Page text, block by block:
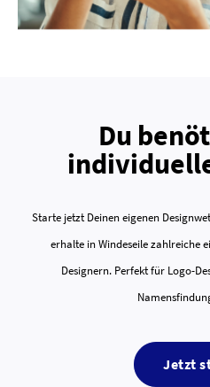
Du
Starte jetzt Deinen eigenen
erhalte in Windeseile zahlreiche
Designern. Perfekt für Logo-
Jetzt